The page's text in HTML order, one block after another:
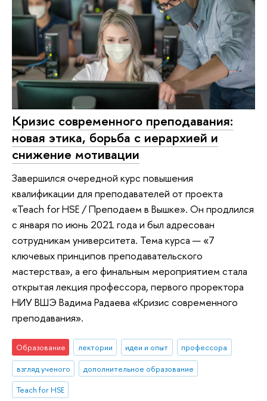
Кризис современного преподавания:
новая этика, борьба с иерархией и
снижение мотивации
Завершился очередной курс повышения
квалификации для преподавателей от проекта
«Teach for HSE / Преподаем в Вышке». Он продлился
с января по июнь 2021 года и был адресован
сотрудникам университета. Тема курса — «7
ключевых принципов преподавательского
мастерства», а его финальным мероприятием стала
открытая лекция профессора, первого проректора
НИУ ВШЭ Вадима Радаева «Кризис современного
преподавания».
Образование лектории идеи и опыт
профессора
взгляд ученого
дополнительное образование
Teach for HSE